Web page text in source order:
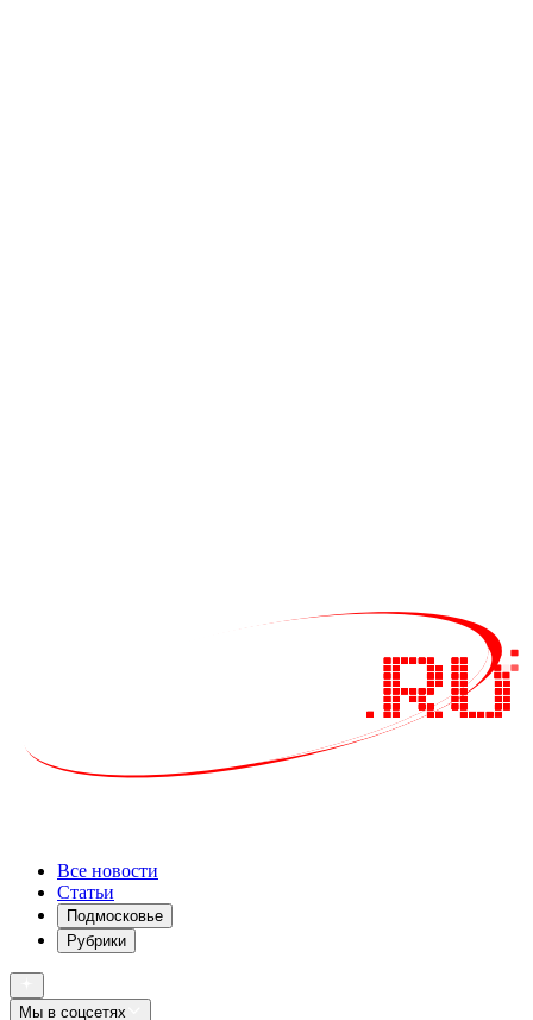
Все новости
Статьи
Подмосковье
Рубрики
Мы в соцсетях